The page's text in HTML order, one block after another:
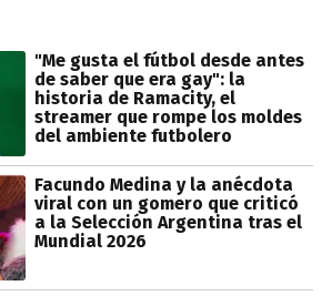
"Me gusta el fútbol desde antes
de saber que era gay": la
historia de Ramacity, el
streamer que rompe los moldes
del ambiente futbolero
Facundo Medina y la anécdota
viral con un gomero que criticó
a la Selección Argentina tras el
Mundial 2026